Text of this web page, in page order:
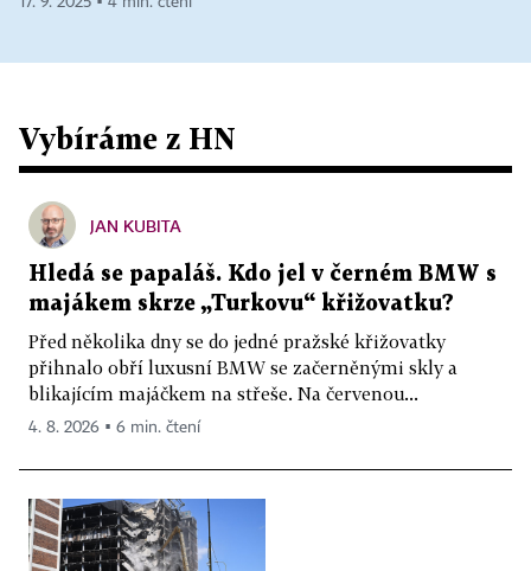
Vybíráme z HN
JAN KUBITA
Hledá se papaláš. Kdo jel v černém BMW s
majákem skrze „Turkovu“ křižovatku?
Před několika dny se do jedné pražské křižovatky
přihnalo obří luxusní BMW se začerněnými skly a
blikajícím majáčkem na střeše. Na červenou...
4. 8. 2026 ▪ 6 min. čtení